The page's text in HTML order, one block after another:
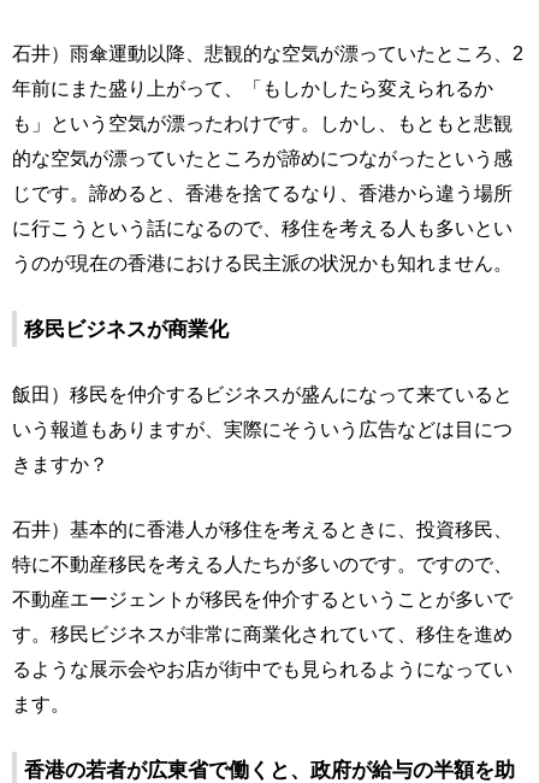
石井）雨傘運動以降、悲観的な空気が漂っていたところ、2
年前にまた盛り上がって、「もしかしたら変えられるか
も」という空気が漂ったわけです。しかし、もともと悲観
的な空気が漂っていたところが諦めにつながったという感
じです。諦めると、香港を捨てるなり、香港から違う場所
に行こうという話になるので、移住を考える人も多いとい
うのが現在の香港における民主派の状況かも知れません。
移民ビジネスが商業化
飯田）移民を仲介するビジネスが盛んになって来ていると
いう報道もありますが、実際にそういう広告などは目につ
きますか？
石井）基本的に香港人が移住を考えるときに、投資移民、
特に不動産移民を考える人たちが多いのです。ですので、
不動産エージェントが移民を仲介するということが多いで
す。移民ビジネスが非常に商業化されていて、移住を進め
るような展示会やお店が街中でも見られるようになってい
ます。
香港の若者が広東省で働くと、政府が給与の半額を助